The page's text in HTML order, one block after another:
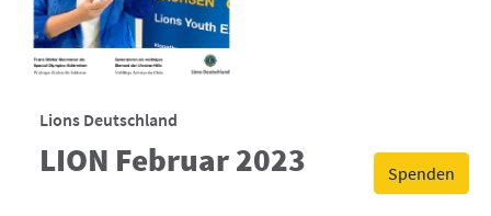
Spenden
Lions Deutschland
LION Februar 2023